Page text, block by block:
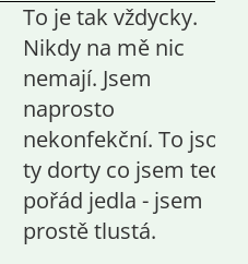
To je tak vždycky.
Nikdy na mě nic
nemají. Jsem
naprosto
nekonfekční. To jsou
ty dorty co jsem teď
pořád jedla - jsem
prostě tlustá.